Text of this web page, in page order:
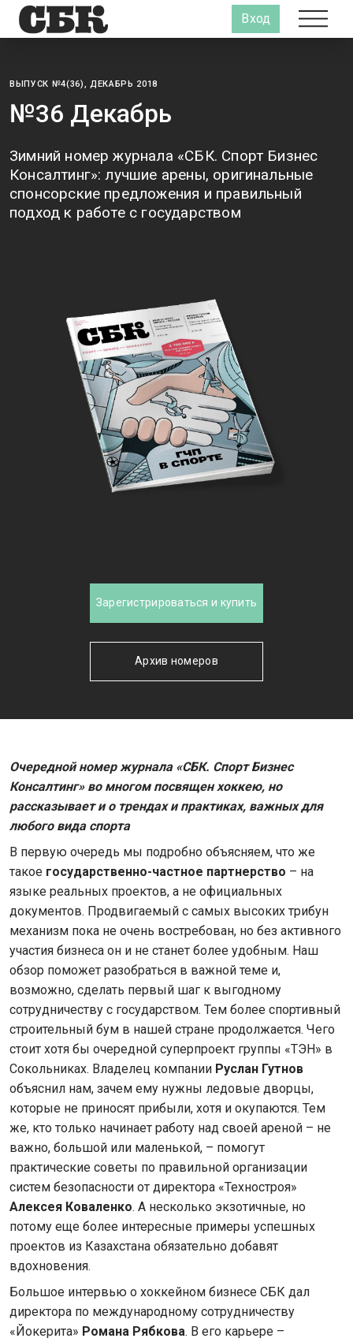
Вход
ВЫПУСК №4(36), ДЕКАБРЬ 2018
№36 Декабрь
Зимний номер журнала «СБК. Спорт Бизнес
Консалтинг»: лучшие арены, оригинальные
спонсорские предложения и правильный
подход к работе с государством
Зарегистрироваться и купить
Архив номеров
Очередной номер журнала «СБК. Спорт Бизнес
Консалтинг» во многом посвящен хоккею, но
рассказывает и о трендах и практиках, важных для
любого вида спорта
В первую очередь мы подробно объясняем, что же
такое государственно-частное партнерство – на
языке реальных проектов, а не официальных
документов. Продвигаемый с самых высоких трибун
механизм пока не очень востребован, но без активного
участия бизнеса он и не станет более удобным. Наш
обзор поможет разобраться в важной теме и,
возможно, сделать первый шаг к выгодному
сотрудничеству с государством. Тем более спортивный
строительный бум в нашей стране продолжается. Чего
стоит хотя бы очередной суперпроект группы «ТЭН» в
Сокольниках. Владелец компании Руслан Гутнов
объяснил нам, зачем ему нужны ледовые дворцы,
которые не приносят прибыли, хотя и окупаются. Тем
же, кто только начинает работу над своей ареной – не
важно, большой или маленькой, – помогут
практические советы по правильной организации
систем безопасности от директора «Техностроя»
Алексея Коваленко. А несколько экзотичные, но
потому еще более интересные примеры успешных
проектов из Казахстана обязательно добавят
вдохновения.
Большое интервью о хоккейном бизнесе СБК дал
директора по международному сотрудничеству
«Йокерита» Романа Рябкова. В его карьере –